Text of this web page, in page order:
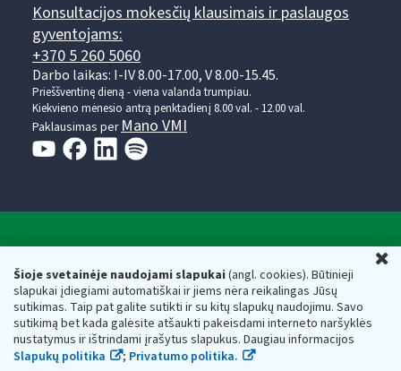
Šioje svetainėje naudojami slapukai(angl. cookies). Būtinieji
slapukai įdiegiami automatiškai ir jiems nėra reikalingas Jūsų
sutikimas. Taip pat galite sutikti ir su kitų slapukų naudojimu. Savo
sutikimą bet kada galėsite atšaukti pakeisdami interneto naršyklės
nustatymus ir ištrindami įrašytus slapukus. Daugiau informacijos
Slapukų politika
; Privatumo politika.
Konsultacijos mokesčių klausimais ir paslaugos
gyventojams:
+370 5 260 5060
Darbo laikas: I-IV 8.00-17.00, V 8.00-15.45.
Prieššventinę dieną - viena valanda trumpiau.
Kiekvieno mėnesio antrą penktadienį 8.00 val. - 12.00 val.
Paklausimas per Mano VMI
Respublikos finansų ministerijos
Biudžetinė įstaiga. Juridinio asmens kodas — 188659752,
adresas: Vasario 16-osios g. 14, 01107 Vilnius, Lietuva, el.paštas:
vmi@vmi.lt, E. pristatymo dėžutės adresas 188659752
Duomenys apie Valstybinę mokesčių inspekciją prie Lietuvos
Respublikos finansų ministerijos kaupiami ir saugomi Juridinių